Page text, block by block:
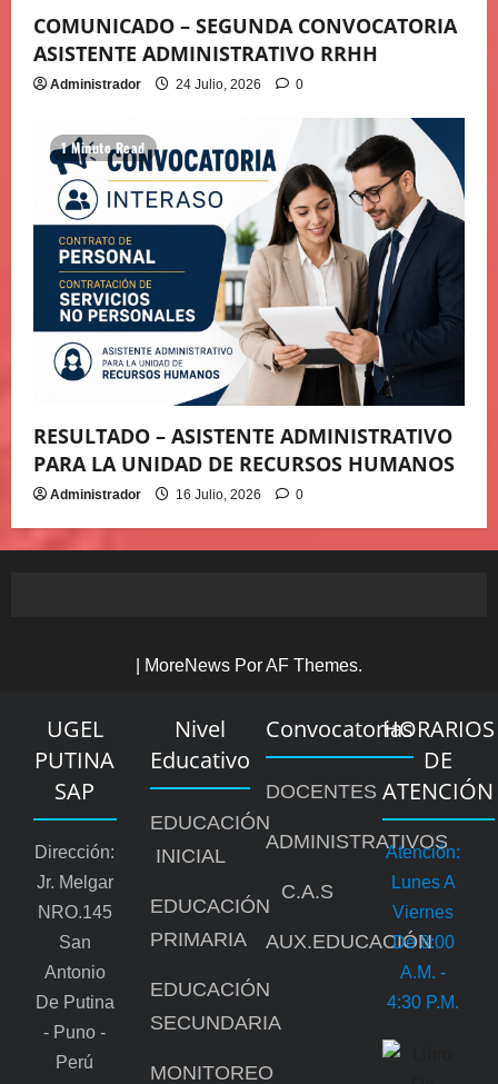
COMUNICADO – SEGUNDA CONVOCATORIA
ASISTENTE ADMINISTRATIVO RRHH
Administrador 24 Julio, 2026 0
1 Minute Read
RESULTADO – ASISTENTE ADMINISTRATIVO
PARA LA UNIDAD DE RECURSOS HUMANOS
Administrador 16 Julio, 2026 0
MoreNews Por AF Themes.
UGEL
PUTINA
SAP
Dirección:
Jr. Melgar
NRO.145
San
Antonio
De Putina
- Puno -
Perú
Nivel
Educativo
EDUCACIÓN
INICIAL
EDUCACIÓN
PRIMARIA
EDUCACIÓN
SECUNDARIA
MONITOREO
Convocatorias
DOCENTES
ADMINISTRATIVOS
C.A.S
AUX.EDUCACIÓN
HORARIOS
DE
ATENCIÓN
Atención:
Lunes A
Viernes
De 8:00
A.m. -
4:30 P.m.